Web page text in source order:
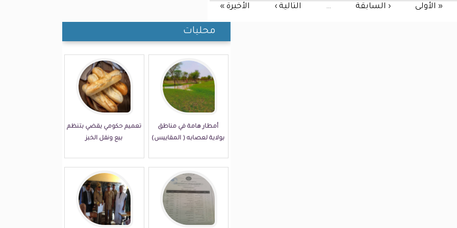
« الأولى ‹ السابقة … التالية › الأخيرة »
محليات
أمطار هامة في مناطق
بولاية لعصابه ( المقاييس)
تعميم حكومي يقضي بتنظم
بيع ونقل الخبز